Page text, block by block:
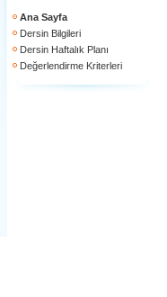
Ana Sayfa
Dersin Bilgileri
Dersin Haftalık Planı
Değerlendirme Kriterleri